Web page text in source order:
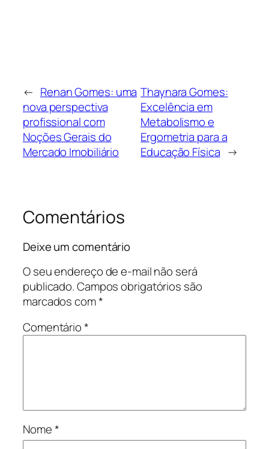
← Renan Gomes: uma
nova perspectiva
profissional com
Noções Gerais do
Mercado Imobiliário
Thaynara Gomes:
Excelência em
Metabolismo e
Ergometria para a
Educação Física →
Comentários
Deixe um comentário
O seu endereço de e-mail não será
publicado.Campos obrigatórios são
marcados com*
Comentário*
Nome*